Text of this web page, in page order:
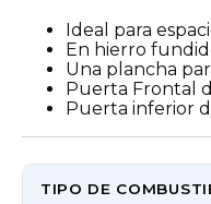
Ideal para
En hierro
Una plancha
Puerta Frontal
Puerta inferior
TIPO DE